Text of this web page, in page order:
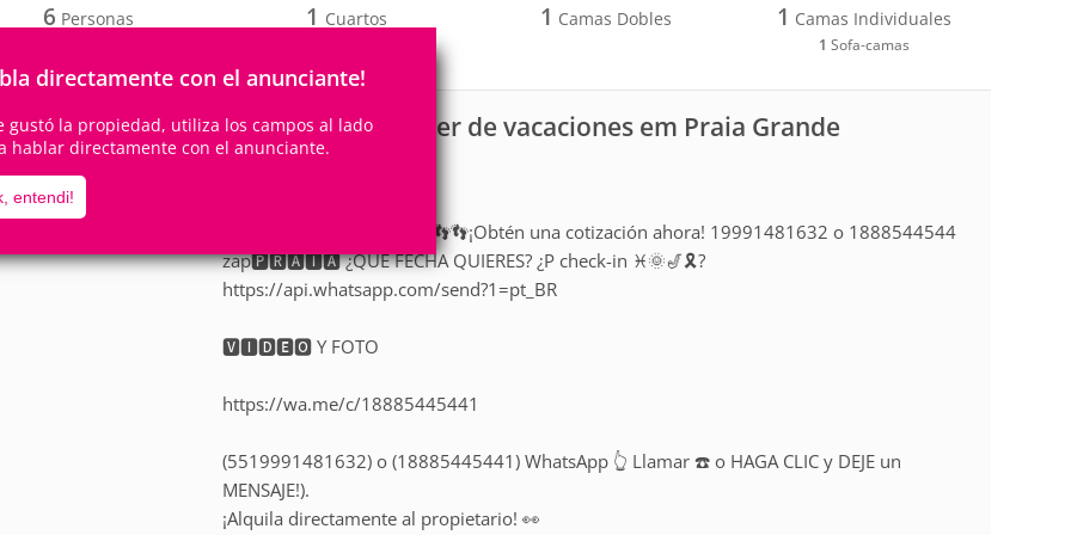
directamente con el anunciante!
gustó la propiedad, utiliza los campos al lado
hablar directamente con el anunciante.
entendi!
6 Personas 1 Cuartos 1 Camas Dobles 1 Camas Individuales
1 Sofa-camas
Granja para alquiler de vacaciones em Praia Grande
TEMPORADA *PG* PIES👣👣👣¡Obtén una cotización ahora! 19991481632 o 1888544544
zap🅿🆁🅰🅸🅰 ¿QUÉ FECHA QUIERES? ¿P check-in ♓🌞🎷🎗?
https://api.whatsapp.com/send?1=pt_BR
🆅🅸🅳🅴🅾 Y FOTO
https://wa.me/c/18885445441
(5519991481632) o (18885445441) WhatsApp 👆 Llamar ☎️ o HAGA CLIC y DEJE un
MENSAJE!).
¡Alquila directamente al propietario! 👀